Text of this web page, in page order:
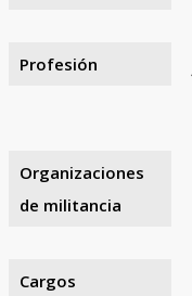
Profesión
Organizaciones
de militancia
Cargos